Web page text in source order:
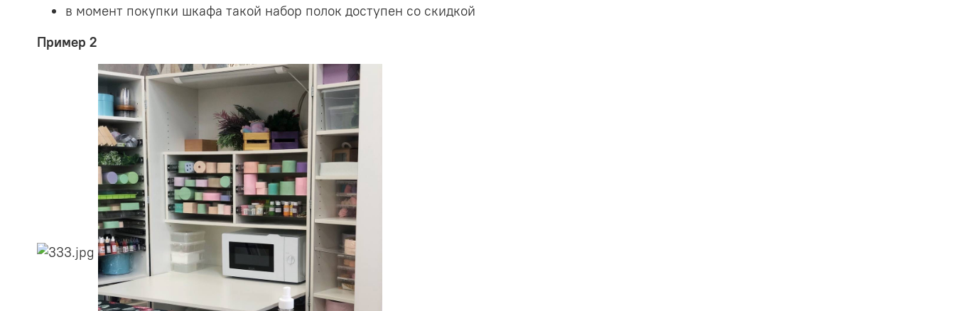
в момент покупки шкафа такой набор полок доступен со скидкой
Пример 2